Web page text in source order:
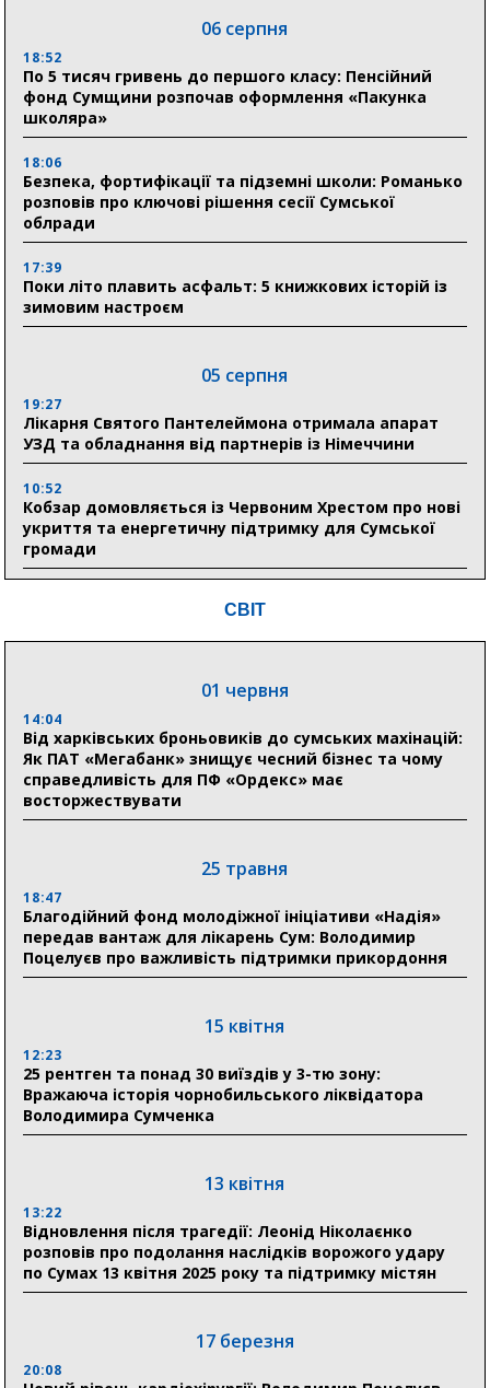
06 серпня
18:52
По 5 тисяч гривень до першого класу: Пенсійний
фонд Сумщини розпочав оформлення «Пакунка
школяра»
18:06
Безпека, фортифікації та підземні школи: Романько
розповів про ключові рішення сесії Сумської
облради
17:39
Поки літо плавить асфальт: 5 книжкових історій із
зимовим настроєм
05 серпня
19:27
Лікарня Святого Пантелеймона отримала апарат
УЗД та обладнання від партнерів із Німеччини
10:52
Кобзар домовляється із Червоним Хрестом про нові
укриття та енергетичну підтримку для Сумської
громади
Понад 8 мільйонів книжок згоріли. Як допомогти
04 серпня
20:41
Пенсійний фонд Сумщини спрямував 0,2 млрд грн
на пенсії, страхові виплати та підтримку
прифронтових громад
03 серпня
Романько розширює програму відпочинку дітей із
прифронтової Сумщини: перша група оздоровилася
в Австрії
відновлення житла майже на 6,6 млн грн
31 липня
17:52
«Укрексімбанк» припиняє виплату пенсій: у
Пенсійному фонді Сумщини пояснили, що робити
людям
Артем Кобзар вручив родинам 20 полеглих Героїв
відзнаки «Почесного громадянина міста Суми»
СВІТ
01 червня
14:04
Від харківських броньовиків до сумських махінацій:
Як ПАТ «Мегабанк» знищує чесний бізнес та чому
справедливість для ПФ «Ордекс» має
восторжествувати
25 травня
18:47
Благодійний фонд молодіжної ініціативи «Надія»
передав вантаж для лікарень Сум: Володимир
Поцелуєв про важливість підтримки прикордоння
15 квітня
12:23
25 рентген та понад 30 виїздів у 3-тю зону:
Вражаюча історія чорнобильського ліквідатора
Володимира Сумченка
13 квітня
13:22
Відновлення після трагедії: Леонід Ніколаєнко
розповів про подолання наслідків ворожого удару
по Сумах 13 квітня 2025 року та підтримку містян
17 березня
20:08